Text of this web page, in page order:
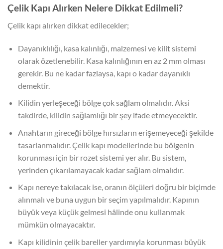
Çelik Kapı Alırken Nelere Dikkat Edilmeli?
Çelik kapı alırken dikkat edilecekler;
Dayanıklılığı, kasa kalınlığı, malzemesi ve kilit sistemi
olarak özetlenebilir. Kasa kalınlığının en az 2 mm olması
gerekir. Bu ne kadar fazlaysa, kapı o kadar dayanıklı
demektir.
Kilidin yerleşeceği bölge çok sağlam olmalıdır. Aksi
takdirde, kilidin sağlamlığı bir şey ifade etmeyecektir.
Anahtarın gireceği bölge hırsızların erişemeyeceği şekilde
tasarlanmalıdır. Çelik kapı modellerinde bu bölgenin
korunması için bir rozet sistemi yer alır. Bu sistem,
yerinden çıkarılamayacak kadar sağlam olmalıdır.
Kapı nereye takılacak ise, oranın ölçüleri doğru bir biçimde
alınmalı ve buna uygun bir seçim yapılmalıdır. Kapının
büyük veya küçük gelmesi hâlinde onu kullanmak
mümkün olmayacaktır.
Kapı kilidinin çelik bareller yardımıyla korunması büyük